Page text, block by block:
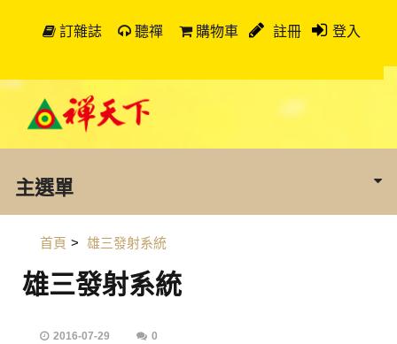
訂雜誌 聽禪 購物車 註冊 登入
主選單
首頁 > 雄三發射系統
雄三發射系統
2016-07-29 0